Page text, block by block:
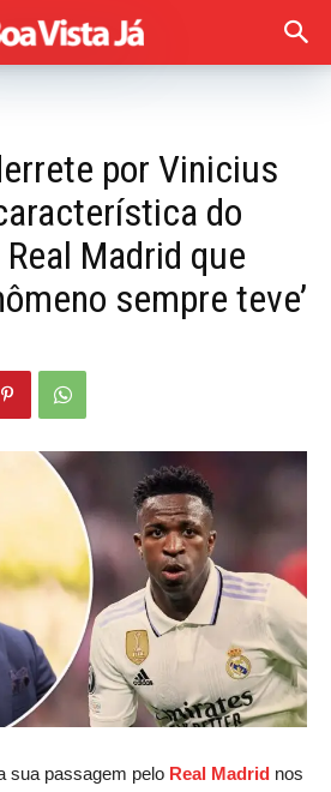
por Vinicius
do
Madrid que
sempre teve’
sua passagem pelo Real Madrid nos